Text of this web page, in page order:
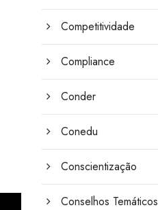
Competitividade
Compliance
Conder
Conedu
Conscientização
Conselhos Temáticos